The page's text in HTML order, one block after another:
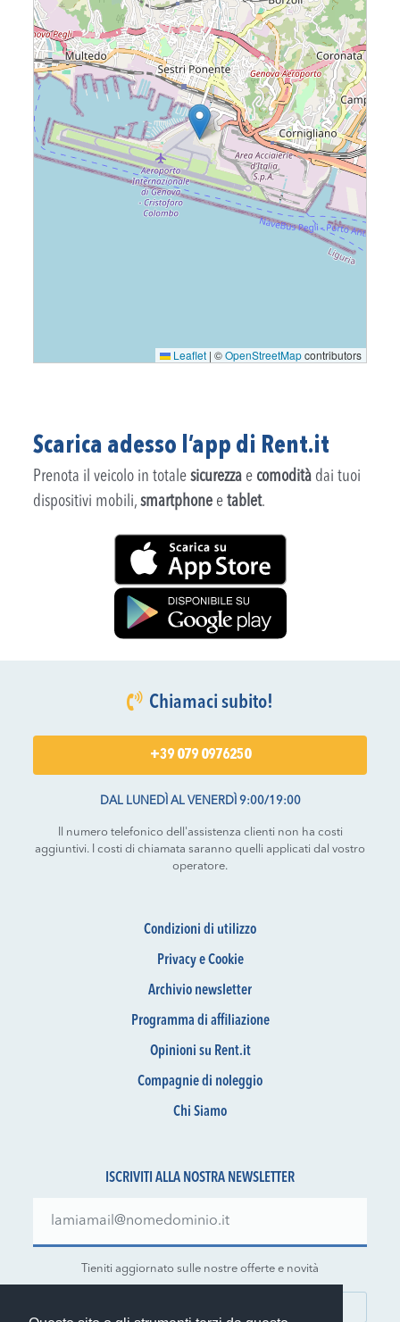
Leaflet | ©OpenStreetMapcontributors
Scarica adesso l’app di Rent.it
Prenota il veicolo in totalesicurezza e comodità dai tuoi
dispositivi mobili,smartphone etablet.
Chiamaci subito!
+39 079 0976250
DAL LUNEDÌ AL VENERDÌ 9:00/19:00
Il numero telefonico dell'assistenza clienti non ha costi
aggiuntivi. I costi di chiamata saranno quelli applicati dal vostro
operatore.
Condizioni di utilizzo
Privacy e Cookie
Archivio newsletter
Programma di affiliazione
Opinioni su Rent.it
Compagnie di noleggio
Chi Siamo
ISCRIVITI ALLA NOSTRA NEWSLETTER
Tieniti aggiornato sulle nostre offerte e novità